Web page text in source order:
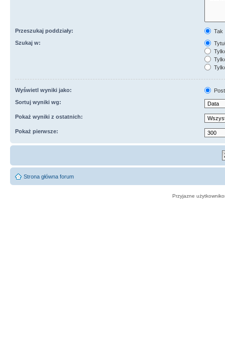
Przeszukaj poddziały:
Tak
Szukaj w:
Wyświetl wyniki jako:
Sortuj wyniki wg:
Pokaż wyniki z ostatnich:
Pokaż pierwsze:
Strona główna forum
Przyjazne